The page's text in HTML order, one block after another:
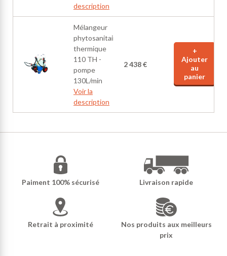
description
Mélangeur
phytosanitaire
thermique
110 TH -
pompe
130L/min
Voir la
description
2 438 €
+
Ajouter
au
panier
Paiment 100% sécurisé Livraison rapide
Retrait à proximité
Nos produits aux meilleurs
prix